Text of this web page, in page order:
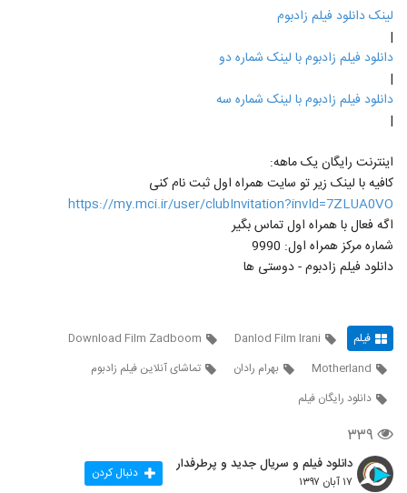
لینک دانلود فیلم زادبوم
|
دانلود فیلم زادبوم با لینک شماره دو
|
دانلود فیلم زادبوم با لینک شماره سه
|
اینترنت رایگان یک ماهه:
کافیه با لینک زیر تو سایت همراه اول ثبت نام کنی
https://my.mci.ir/user/clubInvitation?invId=7ZLUA0VO
اگه فعال با همراه اول تماس بگیر
شماره مرکز همراه اول: 9990
دانلود فیلم زادبوم - دوستی ها
فیلم Danlod Film Irani
Download Film Zadboom
Motherland
بهرام رادان
تماشای آنلاین فیلم زادبوم
دانلود رایگان فیلم
۳۳۹
دانلود فیلم و سریال جدید و پرطرفدار
۱۷ آبان ۱۳۹۷ دنبال کردن